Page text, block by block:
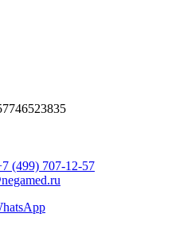
(499) 707-12-57